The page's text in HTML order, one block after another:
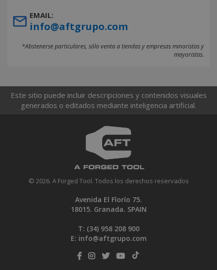
EMAIL:
info@aftgrupo.com
*Abstenerse particulares, sólo venta a tiendas y empresas minoristas y
mayoristas.
Este sitio puede incluir descripciones y contenidos visuales
generados o editados mediante inteligencia artificial.
© 2026. A Forged Tool. Todos los derechos reservados
Avenida El Florío 75.
18015. Granada. SPAIN
T: (34) 958 208 900
E: info@aftgrupo.com